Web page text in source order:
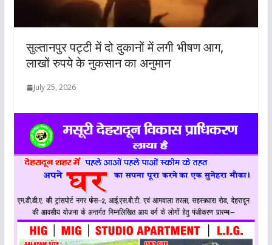
सुल्तानपुर पट्टी में दो दुकानों में लगी भीषण आग,
लाखों रुपये के नुकसान का अनुमान
July 25, 2026